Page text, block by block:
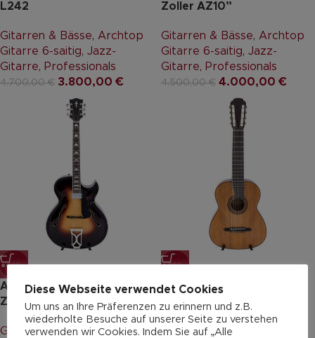
L242
Gitarren & Bässe, Archtop
Gitarre 6-saitig, Jazz-
Gitarre, Professionals
4.700,00€ 3.800,00 €
Zoller AZ10”
Gitarren & Bässe, Archtop
Gitarre 6-saitig, Jazz-
Gitarre, Professionals
4.500,00€ 4.000,00 €
-14%
Anton Sandner “ Attila
Zoller AZ10”
Gitarren & Bässe, Archtop
-18%
Anton Sandner 8-saitige
Konzertgitarre L8/24-1
Gitarren & Bässe
Diese Webseite verwendet Cookies
Um uns an Ihre Präferenzen zu erinnern und z.B.
wiederholte Besuche auf unserer Seite zu verstehen
verwenden wir Cookies. Indem Sie auf „Alle